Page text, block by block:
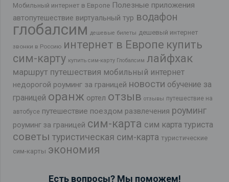
Мобильный интернет в Европе Полезные приложения
автопутешествие виртуальный тур водафон
глобалсим дешевые билеты дешевый интернет
звонки в Россию интернет в Европе купить
сим-карту купить сим-карту Глобалсим лайфхак
маршрут путешествия мобильный интернет
недорогой роуминг за границей новости обучение за
границей оранж ортел отзыв отзывы путешествие на
автобусе путешествие поездом развлечения роуминг
роуминг за границей сим-карта сим карта туриста
советы туристическая сим-карта туристические
сим-карты экономия
Есть вопросы? Мы поможем!